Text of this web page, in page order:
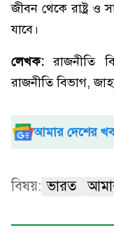
জীবন থেকে রাষ্ট্র ও
যাবে।
লেখক: রাজনীতি
রাজনীতি বিভাগ,
আমার দেশের
বিষয়: ভারত